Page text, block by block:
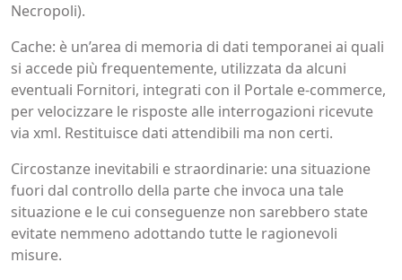
Necropoli).
Cache: è un’area di memoria di dati temporanei ai quali
si accede più frequentemente, utilizzata da alcuni
eventuali Fornitori, integrati con il Portale e-commerce,
per velocizzare le risposte alle interrogazioni ricevute
via xml. Restituisce dati attendibili ma non certi.
Circostanze inevitabili e straordinarie: una situazione
fuori dal controllo della parte che invoca una tale
situazione e le cui conseguenze non sarebbero state
evitate nemmeno adottando tutte le ragionevoli
misure.